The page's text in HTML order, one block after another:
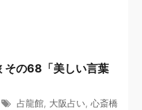
その68「美しい言葉
占龍館, 大阪占い, 心斎橋